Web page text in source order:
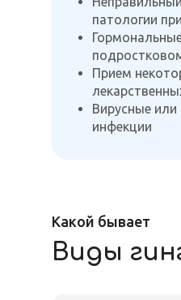
патологии
Прием
Вирусные или
инфекции
Какой бывает
Виды